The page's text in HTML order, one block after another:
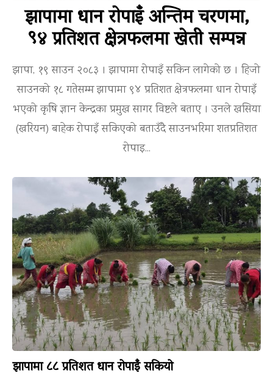
झापामा धान रोपाइँ अन्तिम चरणमा,
९४ प्रतिशत क्षेत्रफलमा खेती सम्पन्न
झापा, १९ साउन २०८३ । झापामा रोपाइँ सकिन लागेको छ । हिजो
साउनको १८ गतेसम्म झापामा ९४ प्रतिशत क्षेत्रफलमा धान रोपाइँ
भएको कृषि ज्ञान केन्द्रका प्रमुख सागर विष्टले बताए । उनले खसिया
(खरियन) बाहेक रोपाइँ सकिएको बताउँदै साउनभरिमा शतप्रतिशत
रोपाइ...
झापामा ८८ प्रतिशत धान रोपाइँ सकियो